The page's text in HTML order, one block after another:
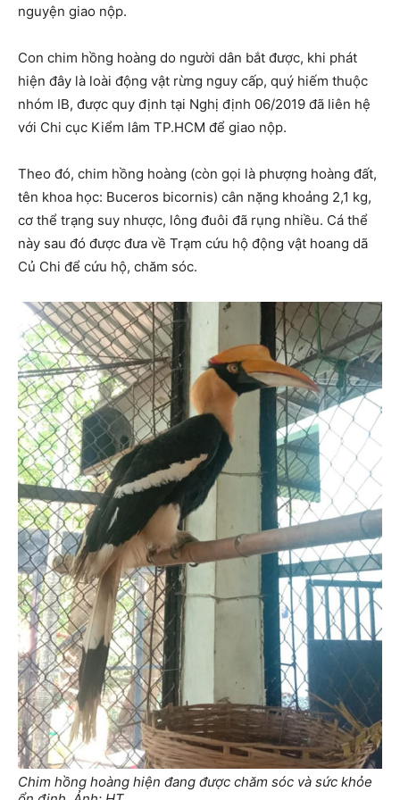
nguyện giao nộp.
Con chim hồng hoàng do người dân bắt được, khi phát
hiện đây là loài động vật rừng nguy cấp, quý hiếm thuộc
nhóm IB, được quy định tại Nghị định 06/2019 đã liên hệ
với Chi cục Kiểm lâm TP.HCM để giao nộp.
Theo đó, chim hồng hoàng (còn gọi là phượng hoàng đất,
tên khoa học: Buceros bicornis) cân nặng khoảng 2,1 kg,
cơ thể trạng suy nhược, lông đuôi đã rụng nhiều. Cá thể
này sau đó được đưa về Trạm cứu hộ động vật hoang dã
Củ Chi để cứu hộ, chăm sóc.
Chim hồng hoàng hiện đang được chăm sóc và sức khỏe